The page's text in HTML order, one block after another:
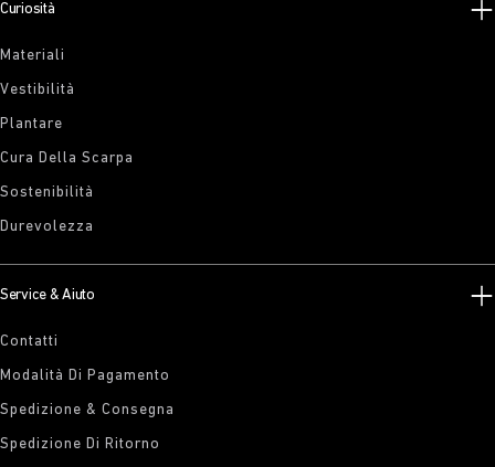
Curiosità
Materiali
Vestibilità
Plantare
Cura Della Scarpa
Sostenibilità
Durevolezza
Service & Aiuto
Contatti
Modalità Di Pagamento
Spedizione & Consegna
Spedizione Di Ritorno